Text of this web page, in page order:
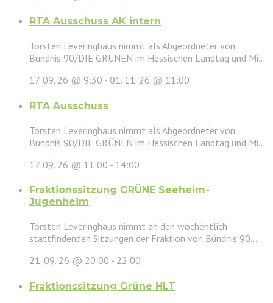
RTA Ausschuss AK intern
Torsten Leveringhaus nimmt als Abgeordneter von
Bündnis 90/DIE GRÜNEN im Hessischen Landtag und Mi...
17. 09. 26 @ 9:30 - 01. 11. 26 @ 11:00
RTA Ausschuss
Torsten Leveringhaus nimmt als Abgeordneter von
Bündnis 90/DIE GRÜNEN im Hessischen Landtag und Mi...
17. 09. 26 @ 11:00 - 14:00
Fraktionssitzung GRÜNE Seeheim-
Jugenheim
Torsten Leveringhaus nimmt an den wöchentlich
stattfindenden Sitzungen der Fraktion von Bündnis 90...
21. 09. 26 @ 20:00 - 22:00
Fraktionssitzung Grüne HLT